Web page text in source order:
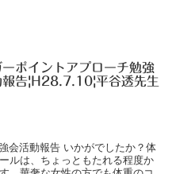
ーポイントアプローチ勉強
報告|H28.7.10|平谷透先生
会活動報告 いかがでしたか？体
ルは、ちょっともたれる程度か